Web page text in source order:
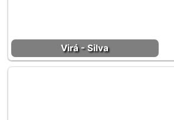
Virá - Silva